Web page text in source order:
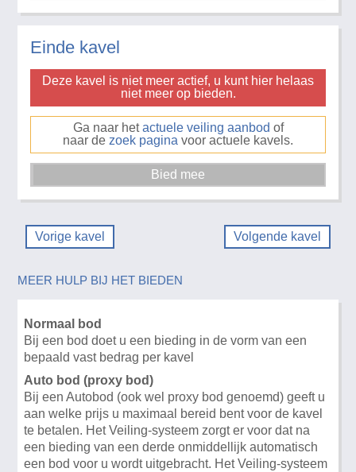
Einde kavel
Deze kavel is niet meer actief, u kunt hier helaas
niet meer op bieden.
Ga naar hetactuele veiling aanbod of
naar de zoek pagina voor actuele kavels.
Vorige kavel Volgende kavel
MEER HULP BIJ HET BIEDEN
Normaal bod
Bij een bod doet u een bieding in de vorm van een
bepaald vast bedrag per kavel
Auto bod (proxy bod)
Bij een Autobod (ook wel proxy bod genoemd) geeft u
aan welke prijs u maximaal bereid bent voor de kavel
te betalen. Het Veiling-systeem zorgt er voor dat na
een bieding van een derde onmiddellijk automatisch
een bod voor u wordt uitgebracht. Het Veiling-systeem